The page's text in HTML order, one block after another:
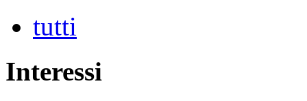
tutti
Interessi